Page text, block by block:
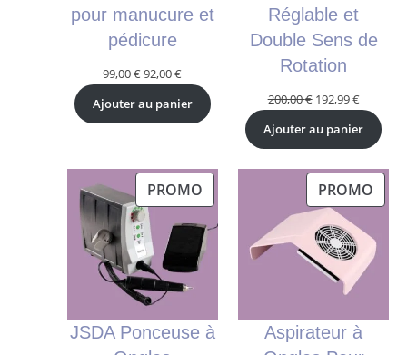
pour manucure et
pédicure
99,00€Le
initial
92,00€Le
prix
actuel
Ajouter au panier
Réglable et
Double Sens de
Rotation
200,00€ Le
initial
200,00 €.
192,99€Le
prix
actuel
192,99 €.
Ajouter au panier
PROMOPRODUIT
PROMOTION
JSDA Ponceuse à
PROMO
Aspirateur à